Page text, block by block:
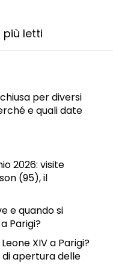
a uscire dagli
più letti
per diversi
e quali date
2026: visite
(95), il
e quando si
Parigi?
XIV a Parigi?
apertura delle